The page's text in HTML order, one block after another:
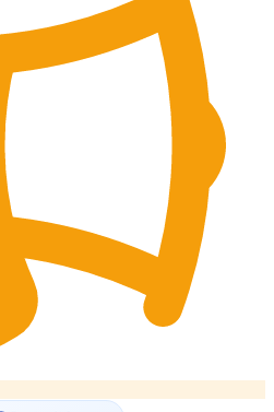
Audit SEO
Link Building
🇩🇪 DE